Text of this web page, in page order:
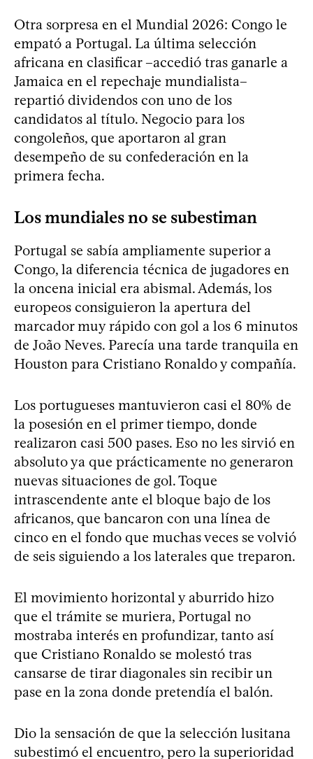
Otra sorpresa en el Mundial 2026: Congo le
empató a Portugal. La última selección
africana en clasificar –accedió tras ganarle a
Jamaica en el repechaje mundialista–
repartió dividendos con uno de los
candidatos al título. Negocio para los
congoleños, que aportaron al gran
desempeño de su confederación en la
primera fecha.
Los mundiales no se subestiman
Portugal se sabía ampliamente superior a
Congo, la diferencia técnica de jugadores en
la oncena inicial era abismal. Además, los
europeos consiguieron la apertura del
marcador muy rápido con gol a los 6 minutos
de João Neves. Parecía una tarde tranquila en
Houston para Cristiano Ronaldo y compañía.
Los portugueses mantuvieron casi el 80% de
la posesión en el primer tiempo, donde
realizaron casi 500 pases. Eso no les sirvió en
absoluto ya que prácticamente no generaron
nuevas situaciones de gol. Toque
intrascendente ante el bloque bajo de los
africanos, que bancaron con una línea de
cinco en el fondo que muchas veces se volvió
de seis siguiendo a los laterales que treparon.
El movimiento horizontal y aburrido hizo
que el trámite se muriera, Portugal no
mostraba interés en profundizar, tanto así
que Cristiano Ronaldo se molestó tras
cansarse de tirar diagonales sin recibir un
pase en la zona donde pretendía el balón.
Dio la sensación de que la selección lusitana
subestimó el encuentro, pero la superioridad